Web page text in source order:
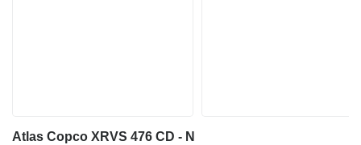
Atlas Copco XRVS 476 CD - N